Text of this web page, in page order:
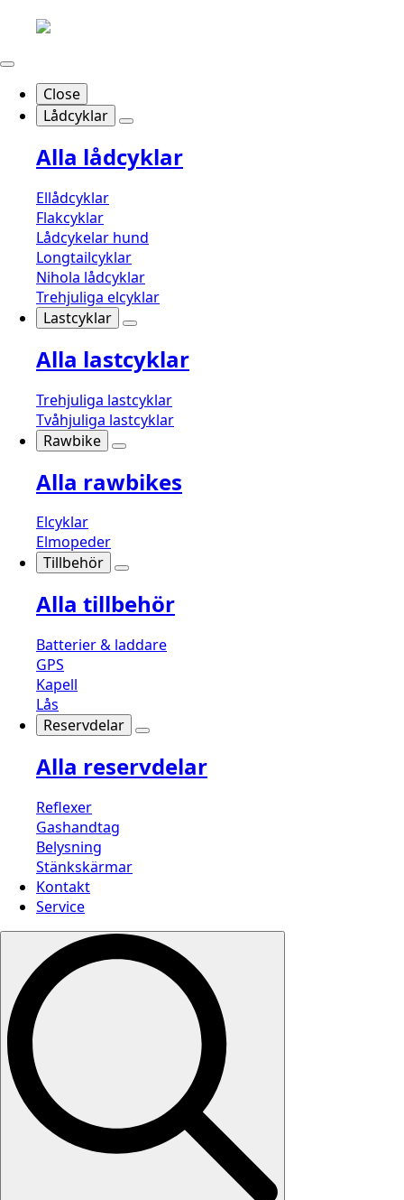
Close
Lådcyklar
Alla lådcyklar
Ellådcyklar
Flakcyklar
Lådcykelar hund
Longtailcyklar
Nihola lådcyklar
Trehjuliga elcyklar
Lastcyklar
Alla lastcyklar
Trehjuliga lastcyklar
Tvåhjuliga lastcyklar
Rawbike
Alla rawbikes
Elcyklar
Elmopeder
Tillbehör
Alla tillbehör
Batterier & laddare
GPS
Kapell
Lås
Reservdelar
Alla reservdelar
Reflexer
Gashandtag
Belysning
Stänkskärmar
Kontakt
Service